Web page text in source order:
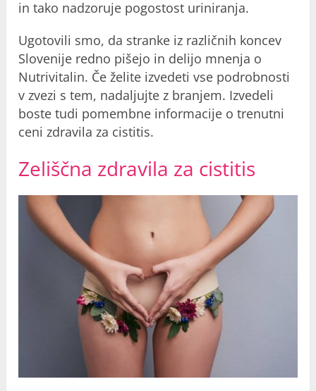
in tako nadzoruje pogostost uriniranja.
Ugotovili smo, da stranke iz različnih koncev
Slovenije redno pišejo in delijo mnenja o
Nutrivitalin. Če želite izvedeti vse podrobnosti
v zvezi s tem, nadaljujte z branjem. Izvedeli
boste tudi pomembne informacije o trenutni
ceni zdravila za cistitis.
Zeliščna zdravila za cistitis